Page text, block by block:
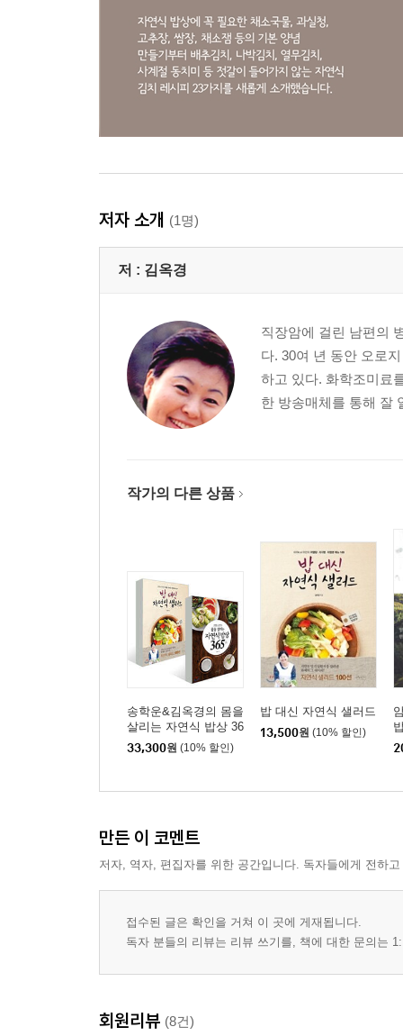
월 : 애호박국수 + 다시마조림
화 : 양배추죽순짬뽕 + 자차이
수 : 쑥감자칼국수 + 죽순장아찌
자연식 기본 레시피 9 자연식 배추김치 담그기
수 : 비빔냉면 + 냉면김치
목 : 메밀소바 + 파김치
금 : 통밀콩국수 + 배추물김치
토 : 채소비빔쟁반국수 + 통밀건빵
일 : 짜장면 + 상추물김치
화 : 모둠버섯들깨국수 + 배추토마토겉절이
목 : 캐슈너트감자옹심이 + 깍두기
금 : 통밀수제비 + 깻잎겉절이
토 : 양송이브로콜리덮밥 + 비트김치
일 : 통밀스파게티 + 파프리카피클
자연식 기본 레시피 11 자연식 열무김치 담그기
월 : 매생이떡국 + 봄동겉절이
금 : 궁중떡볶이덮밥 + 토란대무침
토 : 무국밥 + 밤겉절이
일 : 미역조랭이떡국 + 늙은호박김치
자연식 기본 레시피 12 자연식 사계절 동치미 담그
저자 소개 (1명)
저 : 김옥경
직장암에 걸린 남편의
다. 30여 년 동안 오로
하고 있다. 화학조미료
한 방송매체를 통해 잘
작가의 다른 상품
송학운&김옥경의 몸을
살리는 자연식 밥상 36
5 + 밥 대신 자연식 샐
러드 세트
33,300원 (10% 할인)
밥 대신 자연식 샐러드
13,500원 (10% 할인)
만든 이 코멘트
저자, 역자, 편집자를 위한 공간입니다. 독자들에게 전하
접수된 글은 확인을 거쳐 이 곳에 게재됩니다.
독자 분들의 리뷰는 리뷰 쓰기를, 책에 대한 문의는
회원리뷰 (8건)